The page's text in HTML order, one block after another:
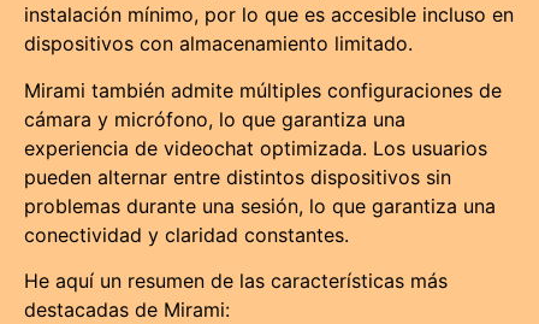
instalación mínimo, por lo que es accesible incluso en
dispositivos con almacenamiento limitado.
Mirami también admite múltiples configuraciones de
cámara y micrófono, lo que garantiza una
experiencia de videochat optimizada. Los usuarios
pueden alternar entre distintos dispositivos sin
problemas durante una sesión, lo que garantiza una
conectividad y claridad constantes.
He aquí un resumen de las características más
destacadas de Mirami: